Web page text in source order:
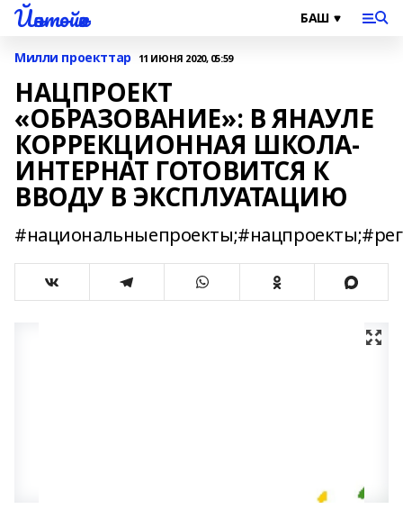
Йәнтөйәк
Милли проекттар 11 ИЮНЯ 2020, 05:59
НАЦПРОЕКТ
«ОБРАЗОВАНИЕ»: В ЯНАУЛЕ
КОРРЕКЦИОННАЯ ШКОЛА-
ИНТЕРНАТ ГОТОВИТСЯ К
ВВОДУ В ЭКСПЛУАТАЦИЮ